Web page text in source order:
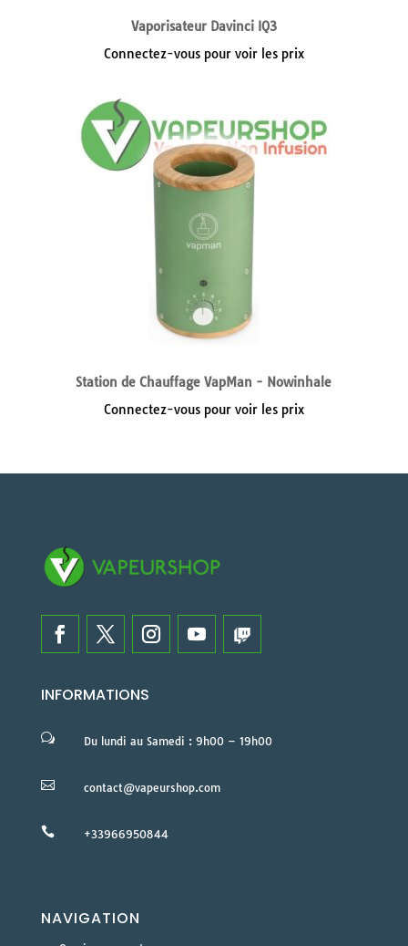
Vaporisateur Davinci IQ3
Connectez-vous pour voir les prix
Station de Chauffage VapMan - Nowinhale
Connectez-vous pour voir les prix
INFORMATIONS
w Du lundi au Samedi : 9h00 – 19h00
 contact@vapeurshop.com
 +33966950844
NAVIGATION